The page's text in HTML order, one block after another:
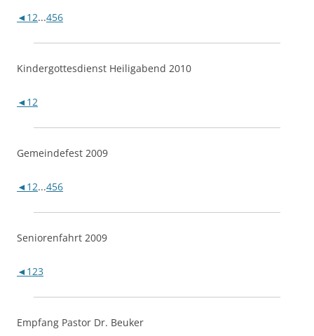
◄12...456
Kindergottesdienst Heiligabend 2010
◄12
Gemeindefest 2009
◄12...456
Seniorenfahrt 2009
◄123
Empfang Pastor Dr. Beuker